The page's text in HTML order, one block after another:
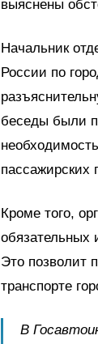
выяснены
Начальник
России по
беседы были
пассажирских
Кроме того,
обязательных
Это позволит
транспорте
В